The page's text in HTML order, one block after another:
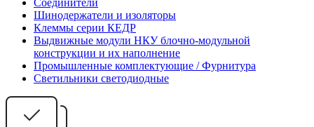
Соединители
Шинодержатели и изоляторы
Клеммы серии КЕДР
Выдвижные модули НКУ блочно-модульной
конструкции и их наполнение
Промышленные комплектующие / Фурнитура
Светильники светодиодные